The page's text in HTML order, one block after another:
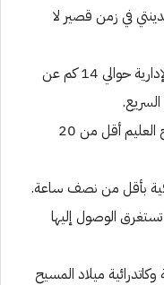
في زمن قصير لا
تبعد المدينة الرياضية بالعاصمة الإدارية حوالي 14 كم عن
يستغرق الوصول إلى مسجد الفتاح العليم أقل من 20
بأقل من نصف ساعة.
الوصول إليها
وكاتدرائية ميلاد المسيح